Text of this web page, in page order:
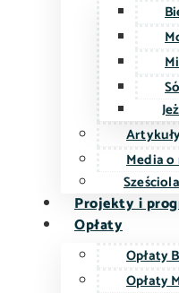
Media o
Projekty i
Opłaty
Opłaty
Opłaty